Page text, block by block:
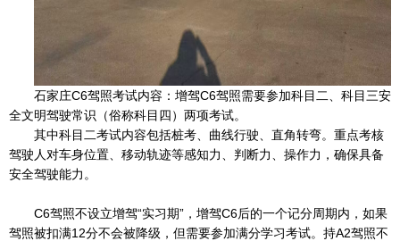
石家庄C6驾照考试内容：增驾C6驾照需要参加科目二、科目三安
全文明驾驶常识（俗称科目四）两项考试。
其中科目二考试内容包括桩考、曲线行驶、直角转弯。重点考核
驾驶人对车身位置、移动轨迹等感知力、判断力、操作力，确保具备
安全驾驶能力。
C6驾照不设立增驾“实习期”，增驾C6后的一个记分周期内，如果
驾照被扣满12分不会被降级，但需要参加满分学习考试。持A2驾照不